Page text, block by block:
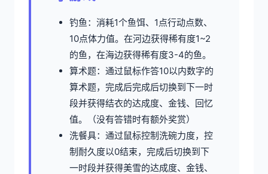
钓鱼：消耗1个鱼饵、1点行动点数、
10点体力值。在河边获得稀有度1~2
的鱼，在海边获得稀有度3-4的鱼。
算术题：通过鼠标作答10以内数字的
算术题，完成后完成后切换到下一时
段并获得结衣的达成度、金钱、回忆
值。（没有答错时有额外奖赏）
洗餐具：通过鼠标控制洗碗力度，控
制耐久度以0结束，完成后切换到下
一时段并获得美雪的达成度、金钱、